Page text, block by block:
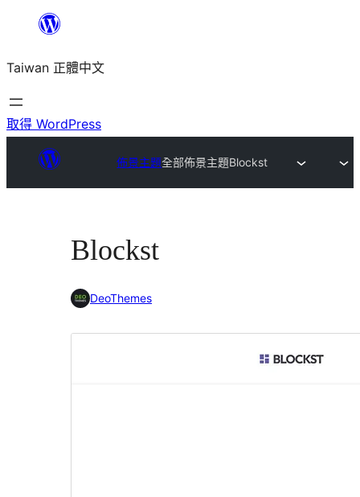
主
要
內
Taiwan 正體中文
取得 WordPress
佈景主題全部佈景主題Blockst
Blockst
DeoThemes